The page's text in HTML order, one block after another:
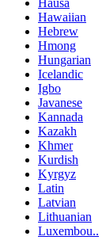
Hausa
Hawaiian
Hebrew
Hmong
Hungarian
Icelandic
Igbo
Javanese
Kannada
Kazakh
Khmer
Kurdish
Kyrgyz
Latin
Latvian
Lithuanian
Luxembou..